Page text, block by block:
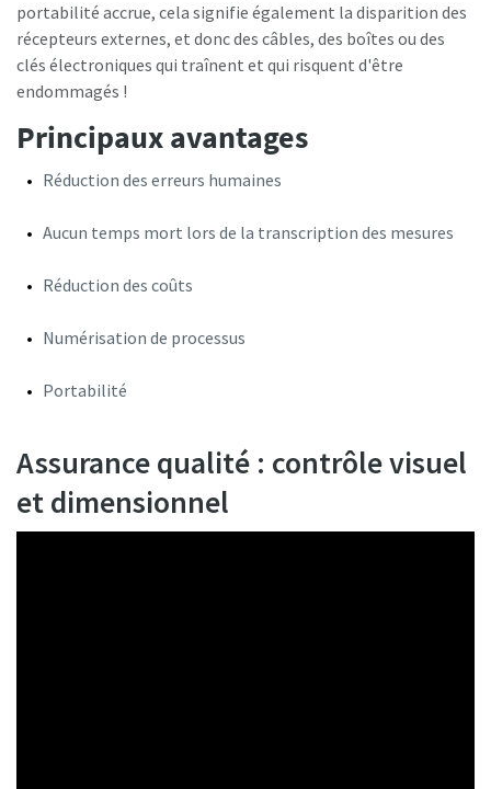
Tout voir
Assurez votre qualité et réduisez les défauts grâce à
l’étalonnage des outils et à l’étalonnage d’assurance
qualité accrédité.​
Faites étalonner vos outils dès maintenant !
Momentum Talks
Découvrez des discussions inspirantes et captivantes sur
Regarder
Documentation et ressources
portabilité accrue, cela signifie également la disparition des
récepteurs externes, et donc des câbles, des boîtes ou des
clés électroniques qui traînent et qui risquent d'être
endommagés !
Principaux avantages
Réduction des erreurs humaines
Aucun temps mort lors de la transcription des mesures
Réduction des coûts
Numérisation de processus
Portabilité
Assurance qualité : contrôle visuel
et dimensionnel